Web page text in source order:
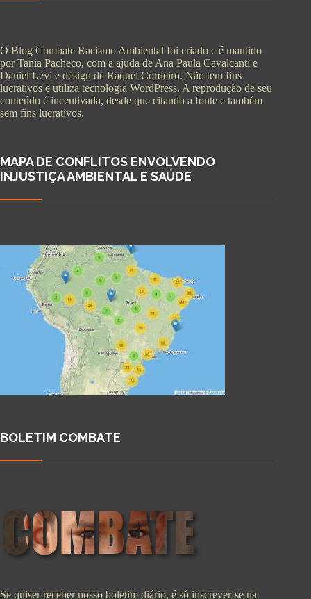
O Blog Combate Racismo Ambiental foi criado e é mantido
por Tania Pacheco, com a ajuda de Ana Paula Cavalcanti e
Daniel Levi e design de Raquel Cordeiro. Não tem fins
lucrativos e utiliza tecnologia WordPress. A reprodução de seu
conteúdo é incentivada, desde que citando a fonte e também
sem fins lucrativos.
MAPA DE CONFLITOS ENVOLVENDO
INJUSTIÇA AMBIENTAL E SAÚDE
BOLETIM COMBATE
Se quiser receber nosso boletim diário, é só inscrever-se na